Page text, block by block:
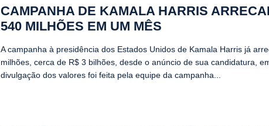
CAMPANHA DE KAMALA HARRIS
540 MILHÕES EM UM MÊS
A campanha à presidência dos Estados Unidos de Kamala Harris já
milhões, cerca de R$ 3 bilhões, desde o anúncio de sua candidatura,
divulgação dos valores foi feita pela equipe da campanha...